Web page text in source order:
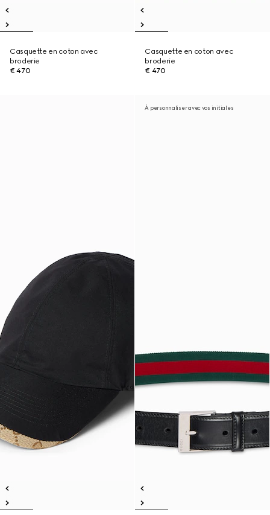
Casquette en coton avec
broderie
€ 470
Casquette en coton avec
broderie
€ 470
À personnaliser avec vos initiales